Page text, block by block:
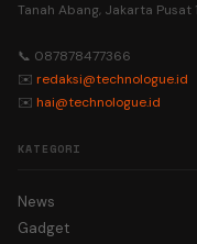
Tanah Abang, Jakarta Pusat
📞 087878477366
✉️ redaksi@technologue.id
✉️ hai@technologue.id
KATEGORI
News
Gadget